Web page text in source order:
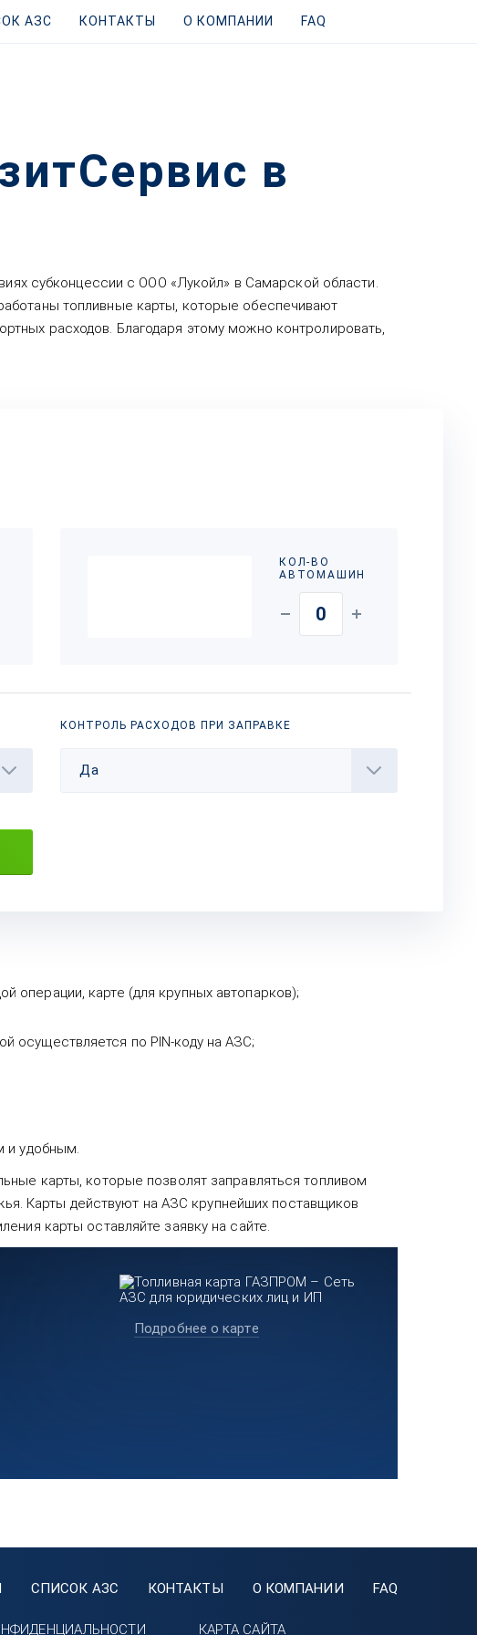
АЗС КОНТАКТЫ О КОМПАНИИ FAQ
в
субконцессии с ООО «Лукойл» в Самарской области.
топливные карты, которые обеспечивают
расходов. Благодаря этому можно контролировать,
КОЛ-ВО
АВТОМАШИН
КОНТРОЛЬ РАСХОДОВ ПРИ ЗАПРАВКЕ
Да
операции, карте (для крупных автопарков);
осуществляется по PIN-коду на АЗС;
и удобным.
карты, которые позволят заправляться топливом
Карты действуют на АЗС крупнейших поставщиков
карты оставляйте заявку на сайте.
Подробнее о карте
СПИСОК АЗС КОНТАКТЫ О КОМПАНИИ FAQ
КАРТА САЙТА